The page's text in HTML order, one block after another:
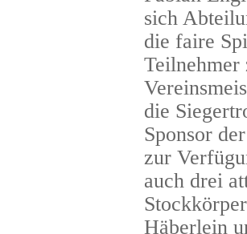
sich
die faire
Teilnehmer
die
Sponsor
zur
auch drei
Häberlein